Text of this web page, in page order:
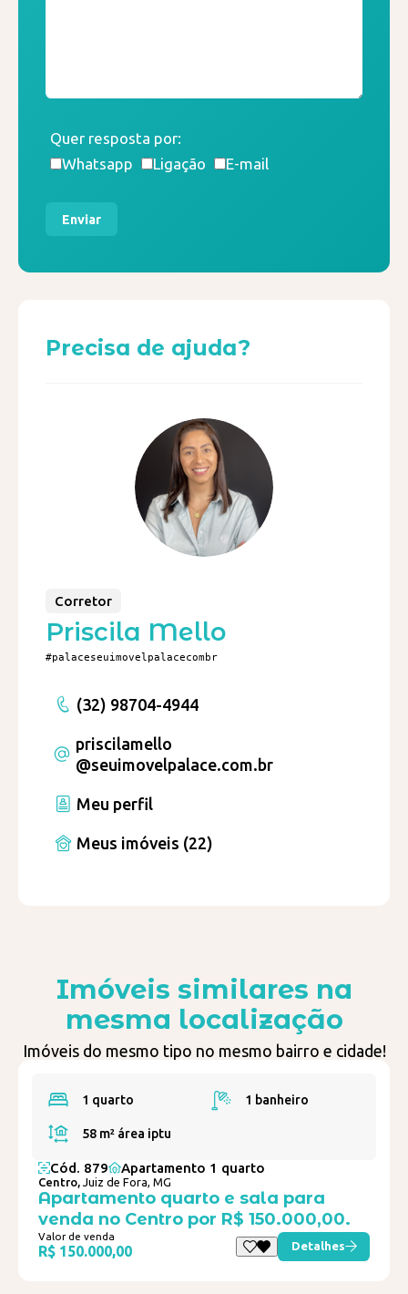
Quer resposta por:
Whatsapp
Ligação E-mail
Enviar
Precisa de ajuda?
Corretor
Priscila Mello
#palaceseuimovelpalacecombr
(32) 98704-4944
priscilamello
@seuimovelpalace.com.br
Meu perfil
Meus imóveis (22)
Imóveis similares na
mesma localização
Imóveis do mesmo tipo no mesmo bairro e cidade!
1 quarto 1 banheiro
58 m² área iptu
Cód. 879 Apartamento 1 quarto
Centro, Juiz de Fora, MG
Apartamento quarto e sala para
venda no Centro por R$ 150.000,00.
Valor de venda
R$ 150.000,00 Detalhes